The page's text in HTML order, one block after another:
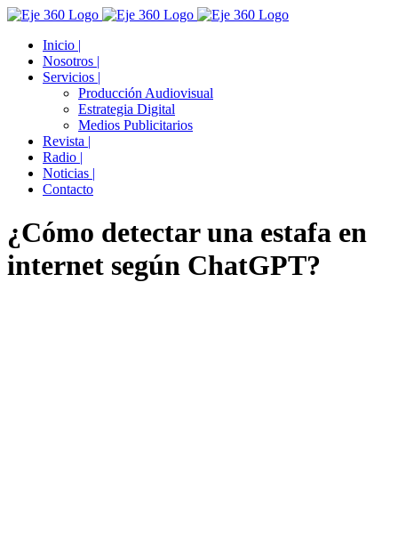
Skip
content
Facebook
Twitter
YouTube
Instagram
Inicio |
Nosotros |
Servicios |
Producción Audiovisual
Estrategia Digital
Medios Publicitarios
Revista |
Radio |
Noticias |
Contacto
¿Cómo detectar una estafa en
internet según ChatGPT?